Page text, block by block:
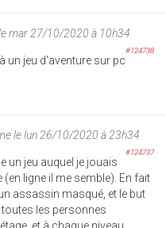
mar 27/10/2020 à 10h34
#124738
un jeu d'aventure sur pc
le lun 26/10/2020 à 23h34
#124737
un jeu auquel je jouais
(en ligne il me semble). En fait
assassin masqué, et le but
toutes les personnes